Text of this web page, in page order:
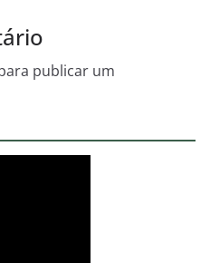
publicar um